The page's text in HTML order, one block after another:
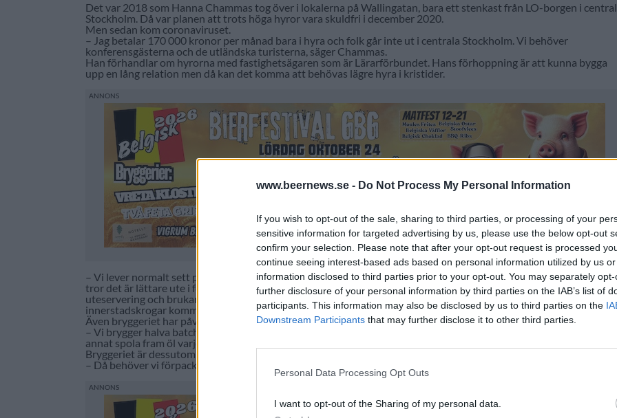
www.beernews.se - Do Not Process My Personal Information
If you wish to opt-out of the sale, sharing to third parties, or processing of your
sensitive information for targeted advertising by us, please use the below opt-out
confirm your selection. Please note that after your opt-out request is processed
continue seeing interest-based ads based on personal information utilized by us
information disclosed to third parties prior to your opt-out. You may separately
further disclosure of your personal information by third parties on the IAB’s list of
participants. This information may also be disclosed by us to third parties on the
Downstream Participants that may further disclose it to other third parties.
Personal Data Processing Opt Outs
I want to opt-out of the Sharing of my personal data.
Det var 2018 som Hanna Chammas tog över i lokalerna på Wallingatan, bara ett stenkast från LO-borgen i
Stockholm. Då var planen att trots höga hyror vara skuldfri i december 2020.
Men sedan kom coronaviruset.
– Jag betalar 170 000 kronor per månad bara i hyra och folk går inte ut i centrala Stockholm. Vi behöver
konferensgästerna och de utländska turisterna, säger Chammas.
Han förhandlar om hyrorna med fastighetsägaren som är Lärarförbundet. Hans förhoppning är att kunna bygga
upp en lång relation men då kan det komma att behövas lägre hyra i kristider.
– Vi lever normalt sett på intäkterna som kommer mellan 18 och 01, nu ser det lika illa ut alla dagar i veckan. Jag
tror det är lättare ute i förorterna, det är inte så många bostäder här, och det behöver ta fart snart. Vi har ingen
uteservering och brukar inte ha så bra somrar. Från skolavslutning till skolstart är det sämre här och många
innerstadskrogar kommer att få det väldigt tufft, säger Chammas.
Även bryggeriet har påverkats av krisen och för bryggaren Charles Cassino har det inneburit färre bryggningar.
– Vi brygger halva batcher för att försöka hålla ölen fräsch. Men vi häller ut mer öl än vi säljer, vi måste ju bland
annat spola fram öl varje dag, även om vi bara säljer ett glas.
Bryggeriet är dessutom för litet för att satsa på Systembolaget.
– Då behöver vi förpacka ölen och det kostar med transporter, det finns ingen affär för oss där.